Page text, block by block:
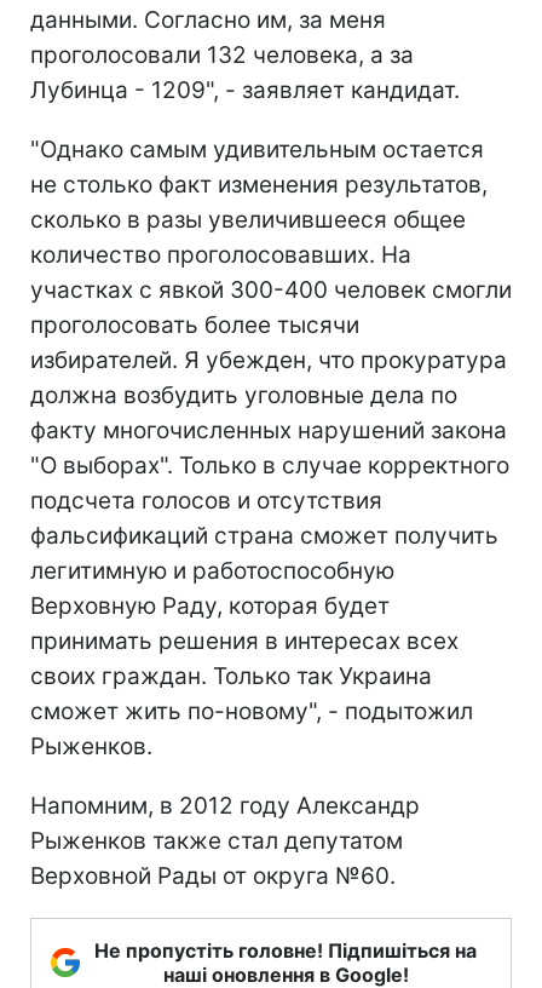
данными. Согласно им, за меня
проголосовали 132 человека, а за
Лубинца - 1209", - заявляет кандидат.
"Однако самым удивительным остается
не столько факт изменения результатов,
сколько в разы увеличившееся общее
количество проголосовавших. На
участках с явкой 300-400 человек смогли
проголосовать более тысячи
избирателей. Я убежден, что прокуратура
должна возбудить уголовные дела по
факту многочисленных нарушений закона
"О выборах". Только в случае корректного
подсчета голосов и отсутствия
фальсификаций страна сможет получить
легитимную и работоспособную
Верховную Раду, которая будет
принимать решения в интересах всех
своих граждан. Только так Украина
сможет жить по-новому", - подытожил
Рыженков.
Напомним, в 2012 году Александр
Рыженков также стал депутатом
Верховной Рады от округа №60.
Не пропустіть головне! Підпишіться на
наші оновлення в Google!